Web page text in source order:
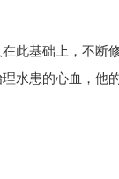
此基础上，不断
水患的心血，他